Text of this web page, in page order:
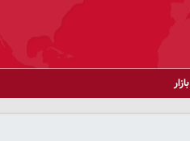
بازار